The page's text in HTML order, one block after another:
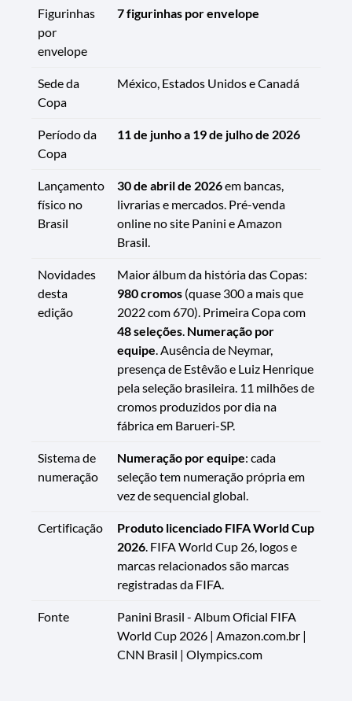
Figurinhas
por
envelope
7 figurinhas por envelope
Sede da
Copa
México, Estados Unidos e Canadá
Período da
Copa
11 de junho a 19 de julho de 2026
Lançamento
físico no
Brasil
30 de abril de 2026em bancas,
livrarias e mercados. Pré-venda
online no site Panini e Amazon
Brasil.
Novidades
desta
edição
Maior álbum da história das Copas:
980 cromos (quase 300 a mais que
2022 com 670). Primeira Copa com
48 seleções. Numeração por
equipe. Ausência de Neymar,
presença de Estêvão e Luiz Henrique
pela seleção brasileira. 11 milhões de
cromos produzidos por dia na
fábrica em Barueri-SP.
Sistema de
numeração
Numeração por equipe: cada
seleção tem numeração própria em
vez de sequencial global.
Certificação
Produto licenciado FIFA World Cup
2026. FIFA World Cup 26, logos e
marcas relacionados são marcas
registradas da FIFA.
Fonte
Panini Brasil - Album Oficial FIFA
World Cup 2026 | Amazon.com.br |
CNN Brasil | Olympics.com